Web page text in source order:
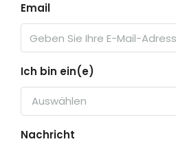
Email
Ich bin ein(e)
Auswählen
Nachricht